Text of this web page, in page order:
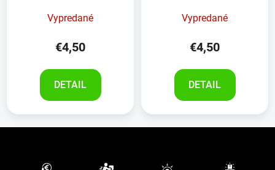
Vypredané
€4,50
DETAIL
Vypredané
€4,50
DETAIL